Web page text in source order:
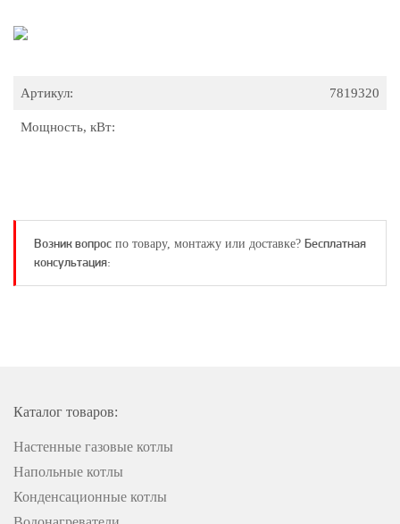
Артикул: 7819320
Мощность, кВт:
Возник вопрос по товару, монтажу или доставке? Бесплатная
консультация:
Каталог товаров:
Настенные газовые котлы
Напольные котлы
Конденсационные котлы